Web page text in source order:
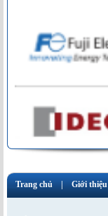
Trang chủ Giới thiệu